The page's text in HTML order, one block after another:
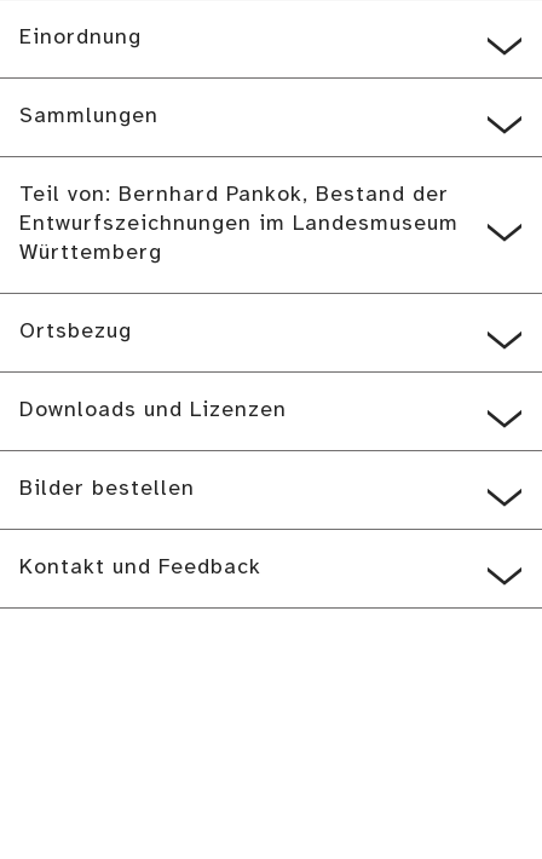
Einordnung
Sammlungen
Teil von: Bernhard Pankok, Bestand der
Entwurfszeichnungen im Landesmuseum
Württemberg
Ortsbezug
Downloads und Lizenzen
Bilder bestellen
Kontakt und Feedback